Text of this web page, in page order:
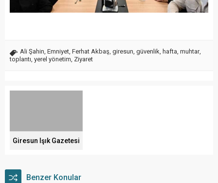
Ali Şahin Emniyet Ferhat Akbaş giresun güvenlik hafta muhtar,
toplantı yerel yönetim Ziyaret
Giresun Işık Gazetesi
Benzer Konular